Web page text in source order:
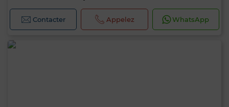
Contacter Appelez WhatsApp